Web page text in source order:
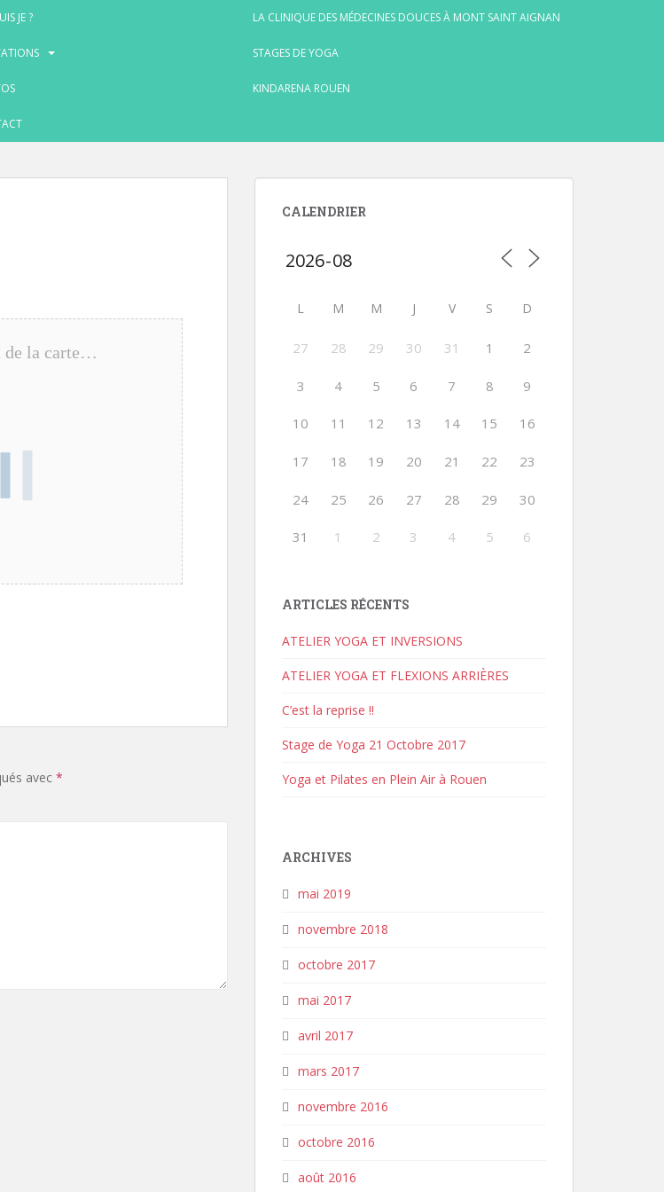
JE ? LA CLINIQUE DES MÉDECINES DOUCES À MONT SAINT AIGNAN
STAGES DE YOGA
KINDARENA ROUEN
de la carte…
avec *
CALENDRIER
L M M J V S D
27 28 29 30 31 1 2
3 4 5 6 7 8 9
10 11 12 13 14 15 16
17 18 19 20 21 22 23
24 25 26 27 28 29 30
31 1 2 3 4 5 6
ARTICLES RÉCENTS
ATELIER YOGA ET INVERSIONS
ATELIER YOGA ET FLEXIONS ARRIÈRES
C’est la reprise !!
Stage de Yoga 21 Octobre 2017
Yoga et Pilates en Plein Air à Rouen
ARCHIVES
mai 2019
novembre 2018
octobre 2017
mai 2017
avril 2017
mars 2017
novembre 2016
octobre 2016
août 2016